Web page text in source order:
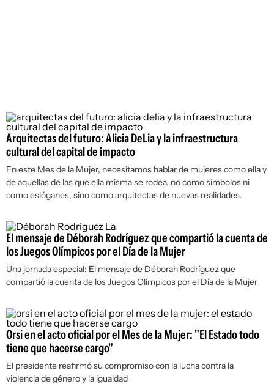
Arquitectas del futuro: Alicia DeLia y la infraestructura
cultural del capital de impacto
En este Mes de la Mujer, necesitamos hablar de mujeres como ella y
de aquellas de las que ella misma se rodea, no como símbolos ni
como eslóganes, sino como arquitectas de nuevas realidades.
El mensaje de Déborah Rodríguez que compartió la cuenta de
los Juegos Olímpicos por el Día de la Mujer
Una jornada especial: El mensaje de Déborah Rodríguez que
compartió la cuenta de los Juegos Olímpicos por el Día de la Mujer
Orsi en el acto oficial por el Mes de la Mujer: "El Estado todo
tiene que hacerse cargo"
El presidente reafirmó su compromiso con la lucha contra la
violencia de género y la igualdad